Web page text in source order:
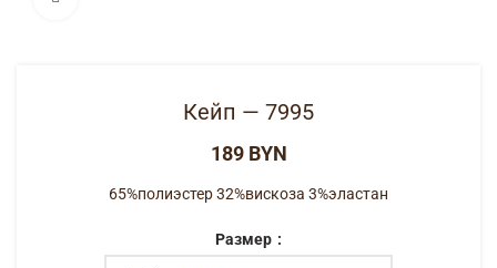
Кейп — 7995
BYN
65%полиэстер 32%вискоза 3%эластан
Размер